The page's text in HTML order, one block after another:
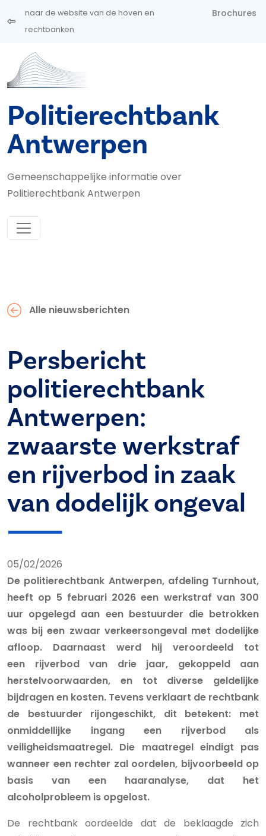
Overslaan en naar de inhoud gaan
naar de website van de hoven en
rechtbanken
Brochures
Politierechtbank
Antwerpen
Gemeenschappelijke informatie over
Politierechtbank Antwerpen
Alle nieuwsberichten
Persbericht
politierechtbank
Antwerpen:
zwaarste werkstraf
en rijverbod in zaak
van dodelijk ongeval
05/02/2026
De politierechtbank Antwerpen, afdeling Turnhout,
heeft op 5 februari 2026 een werkstraf van 300
uur opgelegd aan een bestuurder die betrokken
was bij een zwaar verkeersongeval met dodelijke
afloop. Daarnaast werd hij veroordeeld tot
een rijverbod van drie jaar, gekoppeld aan
herstelvoorwaarden, en tot diverse geldelijke
bijdragen en kosten. Tevens verklaart de rechtbank
de bestuurder rijongeschikt, dit betekent: met
onmiddellijke ingang een rijverbod als
veiligheidsmaatregel. Die maatregel eindigt pas
wanneer een rechter zal oordelen, bijvoorbeeld op
basis van een haaranalyse, dat het
alcoholprobleem is opgelost.
De rechtbank oordeelde dat de beklaagde zich